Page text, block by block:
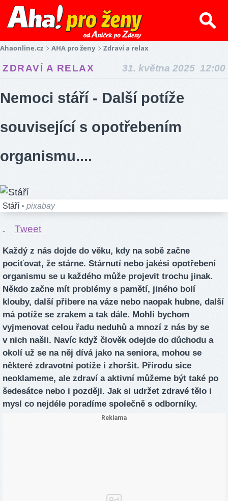
Ahaonline.cz AHA pro ženy Zdraví a relax
31. května 2025 12:00
ZDRAVÍ A RELAX
Nemoci stáří - Další potíže
související s opotřebením
organismu....
Stáří • pixabay
. Tweet
Každý z nás dojde do věku, kdy na sobě začne
pociťovat, že stárne. Stárnutí nebo jakési opotřebení
organismu se u každého může projevit trochu jinak.
Někdo začne mít problémy s pamětí, jiného bolí
klouby, další přibere na váze nebo naopak hubne, další
má potíže se zrakem a tak dále. Mohli bychom
vyjmenovat celou řadu neduhů a mnozí z nás by se
v nich našli. Navíc když člověk odejde do důchodu a
okolí už se na něj dívá jako na seniora, mohou se
některé zdravotní potíže i zhoršit. Přírodu sice
neoklameme, ale zdraví a aktivní můžeme být také po
šedesátce nebo i později. Jak si udržet zdravé tělo i
mysl co nejdéle poradíme společně s odborníky.